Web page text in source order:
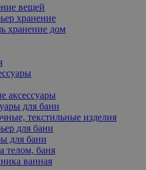
вещей
хранение
хранение дом
аксессуары
для бани
текстильные изделия
для бани
для бани
телом, баня
ванная